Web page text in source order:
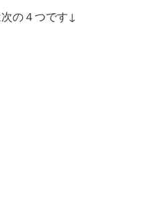
の４つです↓